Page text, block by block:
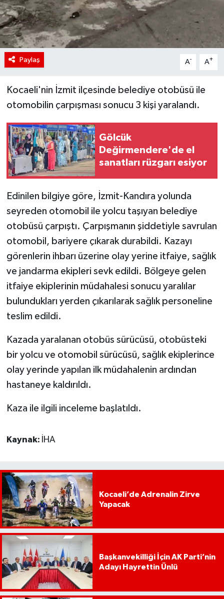
Paylaş A- A+
Kocaeli'nin İzmit ilçesinde belediye otobüsü ile
otomobilin çarpışması sonucu 3 kişi yaralandı.
Gölcük
Değirmendere'de el
sanatları rüzgarı esiyor
Edinilen bilgiye göre, İzmit-Kandıra yolunda
seyreden otomobil ile yolcu taşıyan belediye
otobüsü çarpıştı. Çarpışmanın şiddetiyle savrulan
otomobil, bariyere çıkarak durabildi. Kazayı
görenlerin ihbarı üzerine olay yerine itfaiye, sağlık
ve jandarma ekipleri sevk edildi. Bölgeye gelen
itfaiye ekiplerinin müdahalesi sonucu yaralılar
bulundukları yerden çıkarılarak sağlık personeline
teslim edildi.
Kazada yaralanan otobüs sürücüsü, otobüsteki
bir yolcu ve otomobil sürücüsü, sağlık ekiplerince
olay yerinde yapılan ilk müdahalenin ardından
hastaneye kaldırıldı.
Kaza ile ilgili inceleme başlatıldı.
Kaynak: İHA
Kocaeli’de Adrenalin Zirve
Yapacak
Başkanvekilliği İçin AK Parti’nin
Adayı Hayrettin Ünlü